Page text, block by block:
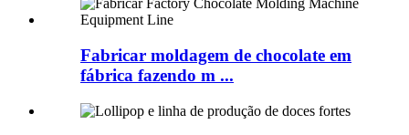
Fabricar moldagem de chocolate em
fábrica fazendo m ...